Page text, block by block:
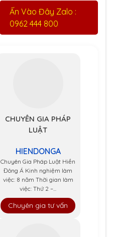
Ấn Vào Đây Zalo :
0962 444 800
CHUYÊN GIA PHÁP
LUẬT
HIENDONGA
Chuyên Gia Pháp Luật Hiền
Đông Á Kinh nghiệm làm
việc: 8 năm Thời gian làm
việc: Thứ 2 –...
Chuyên gia tư vấn